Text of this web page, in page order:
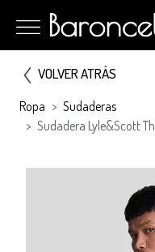
VOLVER ATRÁS
Ropa
Sudaderas
Sudadera Lyle&Scott